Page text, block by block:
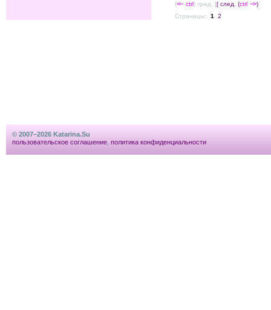
(<-- ctrl) пред. ][ след. (ctrl --> )
Страницы:
1 2
© 2007–2026 Katarina.Su
пользовательское соглашение политика конфиденциальности